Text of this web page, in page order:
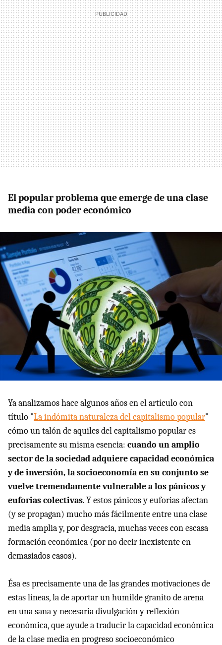
El popular problema que emerge de una clase
media con poder económico
Ya analizamos hace algunos años en el artículo con
título "La indómita naturaleza del capitalismo popular"
cómo un talón de aquiles del capitalismo popular es
precisamente su misma esencia: cuando un amplio
sector de la sociedad adquiere capacidad económica
y de inversión, la socioeconomía en su conjunto se
vuelve tremendamente vulnerable a los pánicos y
euforias colectivas. Y estos pánicos y euforias afectan
(y se propagan) mucho más fácilmente entre una clase
media amplia y, por desgracia, muchas veces con escasa
formación económica (por no decir inexistente en
demasiados casos).
Ésa es precisamente una de las grandes motivaciones de
estas líneas, la de aportar un humilde granito de arena
en una sana y necesaria divulgación y reflexión
económica, que ayude a traducir la capacidad económica
de la clase media en progreso socioeconómico